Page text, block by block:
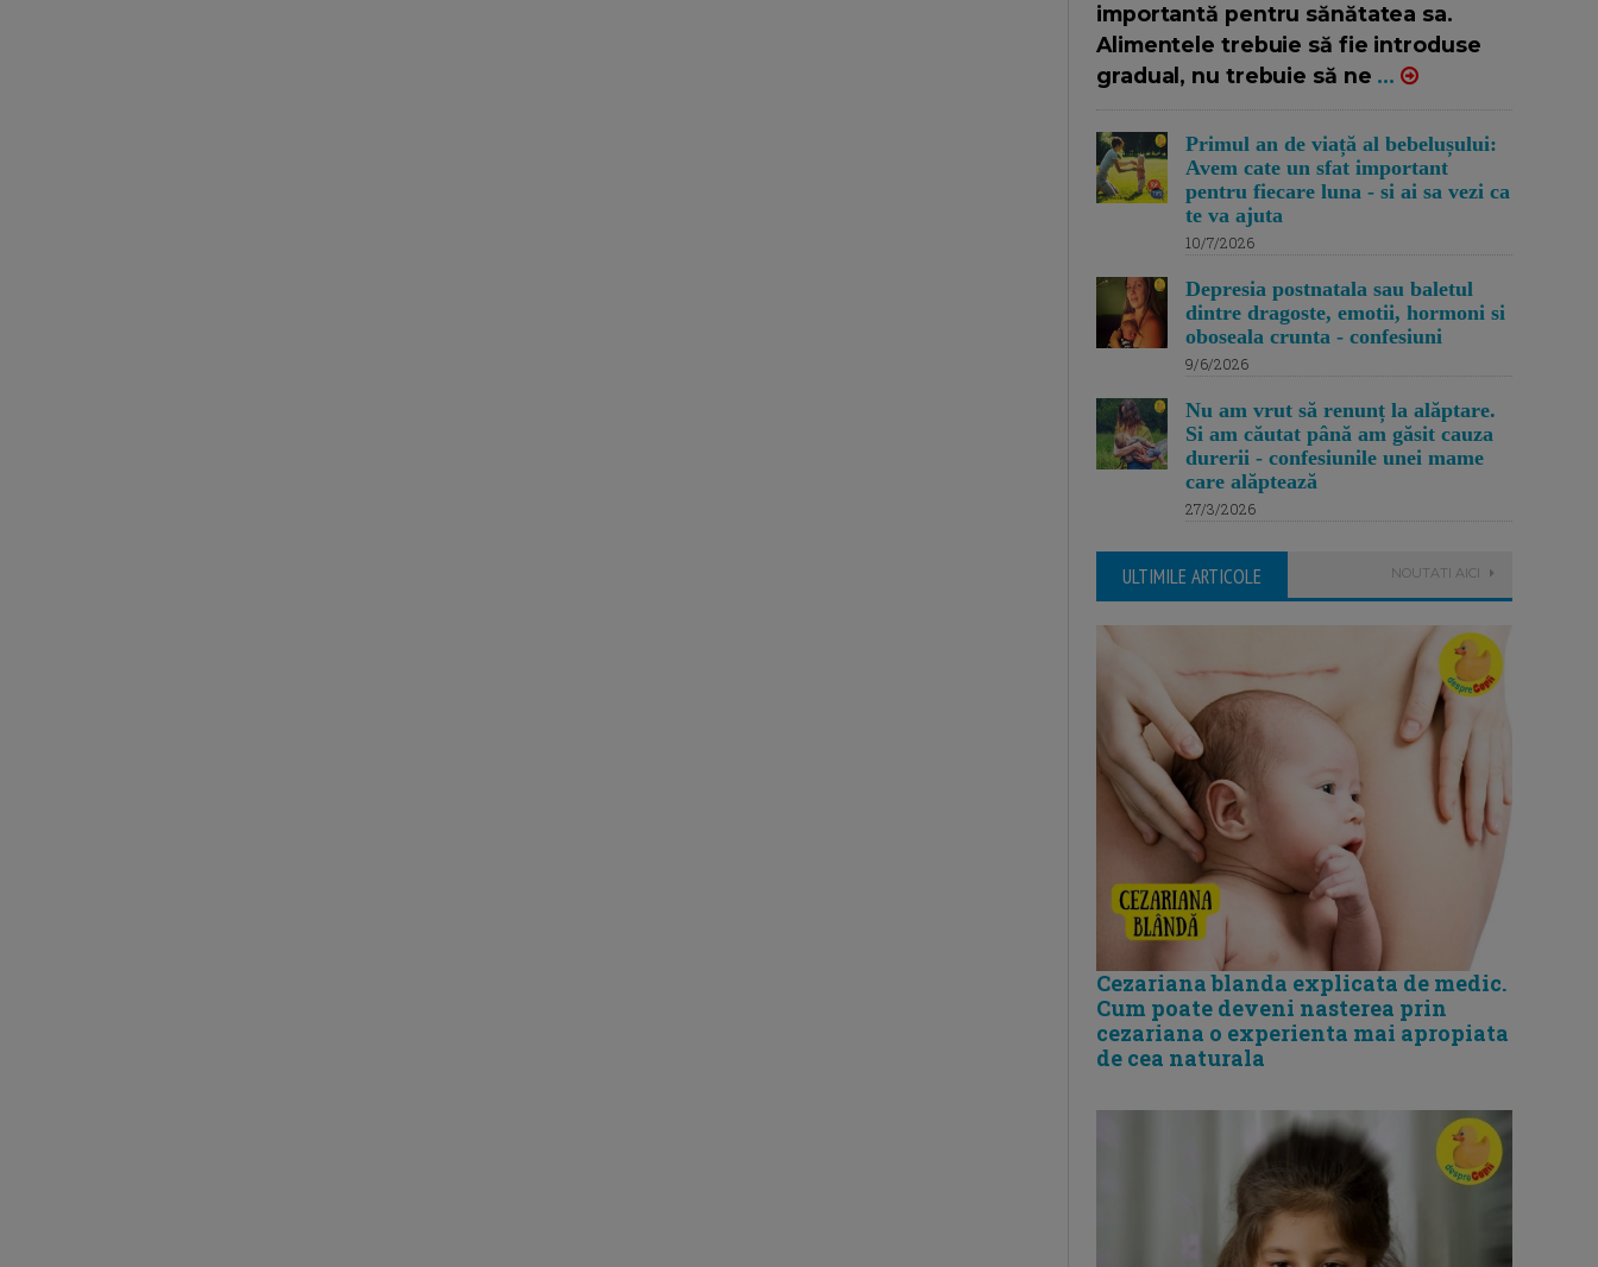
importantă pentru sănătatea sa.
Alimentele trebuie să fie introduse
gradual, nu trebuie să ne ...
Primul an de viață al bebelușului:
Avem cate un sfat important
pentru fiecare luna - si ai sa vezi ca
te va ajuta
10/7/2026
Depresia postnatala sau baletul
dintre dragoste, emotii, hormoni si
oboseala crunta - confesiuni
9/6/2026
Nu am vrut să renunț la alăptare.
Si am căutat până am găsit cauza
durerii - confesiunile unei mame
care alăptează
27/3/2026
ULTIMILE ARTICOLE NOUTATI AICI
Cezariana blanda explicata de medic.
Cum poate deveni nasterea prin
cezariana o experienta mai apropiata
de cea naturala